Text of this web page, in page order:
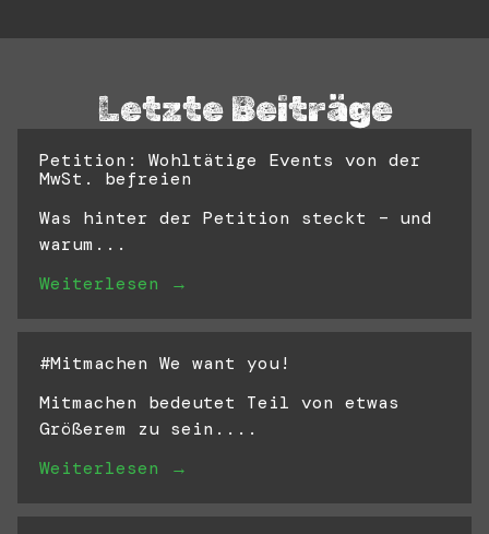
Letzte Beiträge
Petition: Wohltätige Events von der
MwSt. befreien
Was hinter der Petition steckt – und
warum...
Weiterlesen →
#Mitmachen We want you!
Mitmachen bedeutet Teil von etwas
Größerem zu sein....
Weiterlesen →